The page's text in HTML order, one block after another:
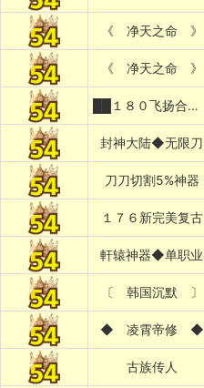
《 净天之命 》
《 净天之命 》
██１８０飞扬合击██
封神大陆◆无限刀
刀刀切割5%神器
１７６新完美复古
軒辕神器◆单职业
〔 韩国沉默 〕
◆ 凌霄帝修 ◆
古族传人